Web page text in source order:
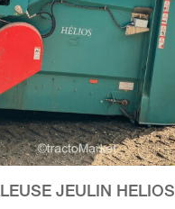
JEULIN HELIOS